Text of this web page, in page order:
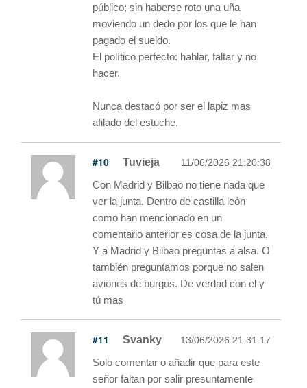
público; sin haberse roto una uña
moviendo un dedo por los que le han
pagado el sueldo.
El político perfecto: hablar, faltar y no
hacer.
Nunca destacó por ser el lapiz mas
afilado del estuche.
#10 Tuvieja 11/06/2026 21:20:38
Con Madrid y Bilbao no tiene nada que
ver la junta. Dentro de castilla león
como han mencionado en un
comentario anterior es cosa de la junta.
Y a Madrid y Bilbao preguntas a alsa. O
también preguntamos porque no salen
aviones de burgos. De verdad con el y
tú mas
#11 Svanky 13/06/2026 21:31:17
Solo comentar o añadir que para este
señor faltan por salir presuntamente